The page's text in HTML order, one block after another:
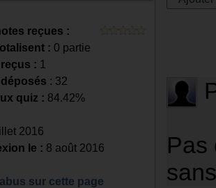
reçues :
: 0 partie
: 1
: 32
quiz : 84.42%
2016
le : 8 août 2016
sur cette page
Pas